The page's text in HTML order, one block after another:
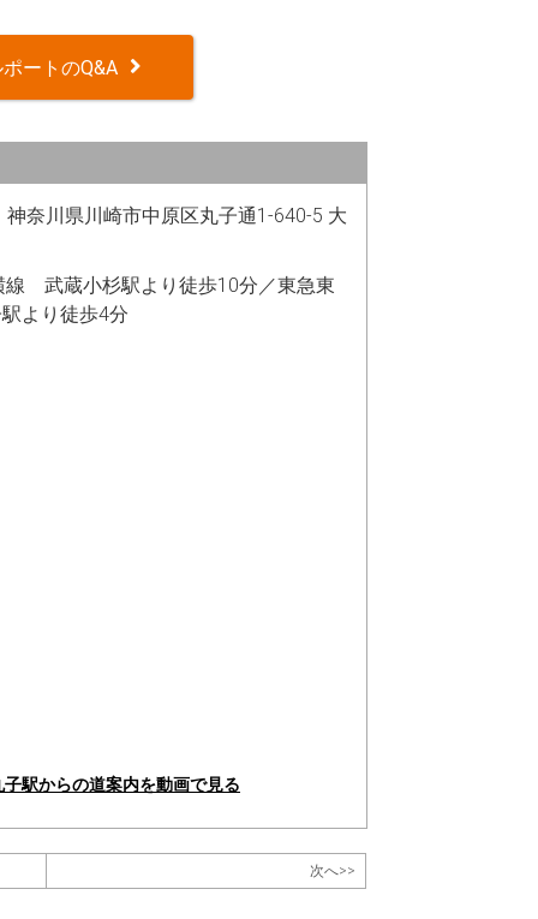
ートのQ&A
奈川県川崎市中原区丸子通1-640-5 大
線 武蔵小杉駅より徒歩10分／東急東
より徒歩4分
駅からの道案内を動画で見る
次へ>>